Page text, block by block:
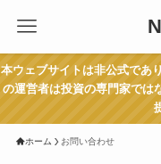
本ウェブサイトは非公式であ
の運営者は投資の専門家では
ホーム お問い合わせ